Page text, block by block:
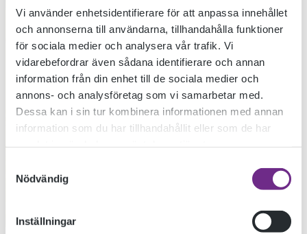
Vi använder enhetsidentifierare för att anpassa innehållet
och annonserna till användarna, tillhandahålla funktioner
för sociala medier och analysera vår trafik. Vi
vidarebefordrar även sådana identifierare och annan
information från din enhet till de sociala medier och
annons- och analysföretag som vi samarbetar med.
Dessa kan i sin tur kombinera informationen med annan
information som du har tillhandahållit eller som de har
Nödvändig
Inställningar